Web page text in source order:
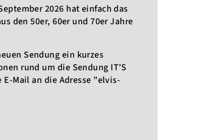
2026 hat einfach das
den 50er, 60er und 70er Jahre
Sendung ein kurzes
rund um die Sendung IT’S
E-Mail an die Adresse "elvis-